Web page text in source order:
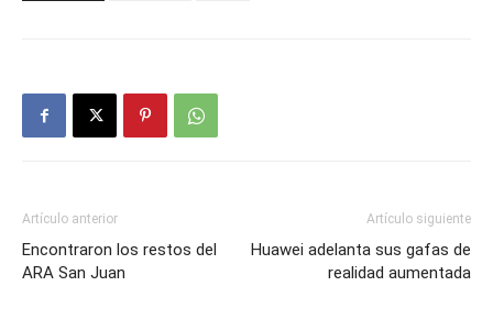
Artículo anterior
Encontraron los restos del
ARA San Juan
Artículo siguiente
Huawei adelanta sus gafas de
realidad aumentada